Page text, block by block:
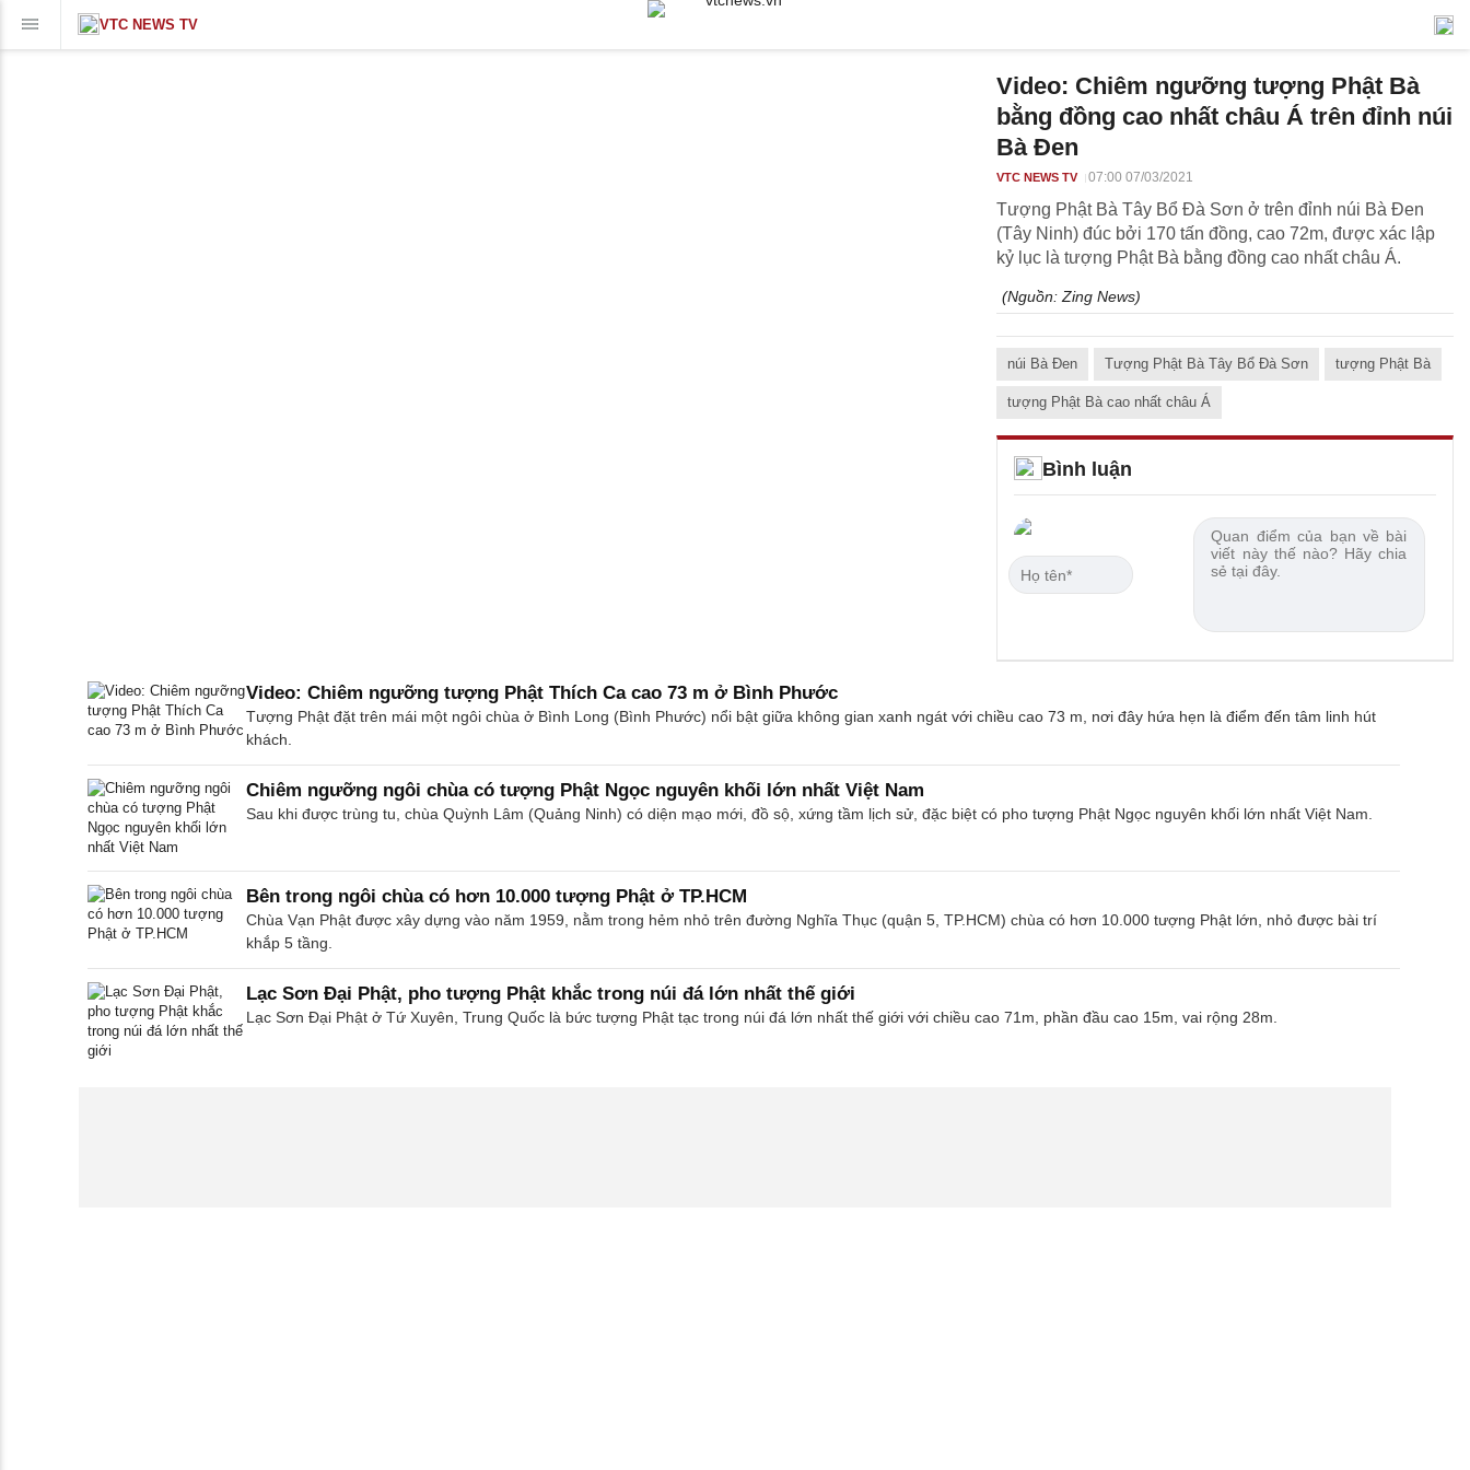
VTC NEWS TV
Video: Chiêm ngưỡng tượng Phật Bà
bằng đồng cao nhất châu Á trên đỉnh núi
Bà Đen
VTC NEWS TV 07:00 07/03/2021
Tượng Phật Bà Tây Bổ Đà Sơn ở trên đỉnh núi Bà Đen
(Tây Ninh) đúc bởi 170 tấn đồng, cao 72m, được xác lập
kỷ lục là tượng Phật Bà bằng đồng cao nhất châu Á.
(Nguồn: Zing News)
núi Bà Đen Tượng Phật Bà Tây Bổ Đà Sơn tượng Phật Bà
tượng Phật Bà cao nhất châu Á
Bình luận
Video: Chiêm ngưỡng tượng Phật Thích Ca cao 73 m ở Bình Phước
Tượng Phật đặt trên mái một ngôi chùa ở Bình Long (Bình Phước) nổi bật giữa không gian xanh ngát với chiều cao 73 m, nơi đây hứa hẹn là điểm đến tâm linh hút
khách.
Chiêm ngưỡng ngôi chùa có tượng Phật Ngọc nguyên khối lớn nhất Việt Nam
Sau khi được trùng tu, chùa Quỳnh Lâm (Quảng Ninh) có diện mạo mới, đồ sộ, xứng tầm lịch sử, đặc biệt có pho tượng Phật Ngọc nguyên khối lớn nhất Việt Nam.
Bên trong ngôi chùa có hơn 10.000 tượng Phật ở TP.HCM
Chùa Vạn Phật được xây dựng vào năm 1959, nằm trong hẻm nhỏ trên đường Nghĩa Thục (quận 5, TP.HCM) chùa có hơn 10.000 tượng Phật lớn, nhỏ được bài trí
khắp 5 tầng.
Lạc Sơn Đại Phật, pho tượng Phật khắc trong núi đá lớn nhất thế giới
Lạc Sơn Đại Phật ở Tứ Xuyên, Trung Quốc là bức tượng Phật tạc trong núi đá lớn nhất thế giới với chiều cao 71m, phần đầu cao 15m, vai rộng 28m.